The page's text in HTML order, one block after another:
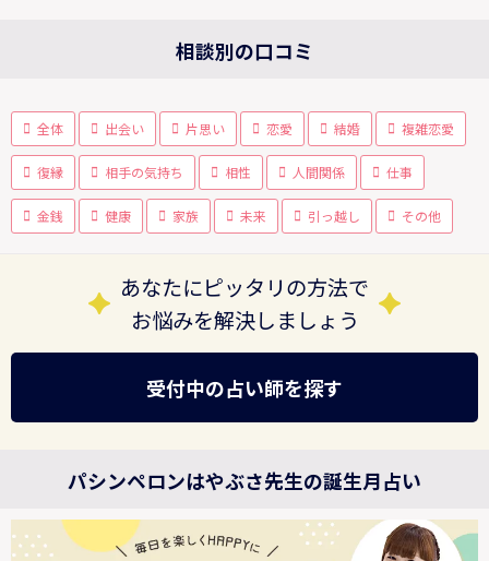
相談別の口コミ
全体 出会い 片思い 恋愛 結婚 複雑恋愛
復縁 相手の気持ち 相性 人間関係 仕事
金銭 健康 家族 未来 引っ越し その他
あなたにピッタリの方法で
お悩みを解決しましょう
受付中の占い師を探す
パシンペロンはやぶさ先生の誕生月占い